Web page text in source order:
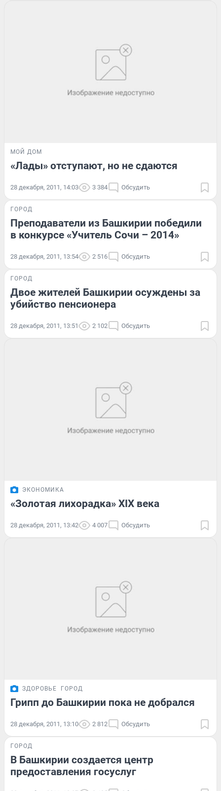
МОЙ ДОМ
«Лады» отступают, но не сдаются
28 декабря, 2011, 14:03 3 384 Обсудить
ГОРОД
Преподаватели из Башкирии победили
в конкурсе «Учитель Сочи – 2014»
28 декабря, 2011, 13:54 2 516 Обсудить
ГОРОД
Двое жителей Башкирии осуждены за
убийство пенсионера
28 декабря, 2011, 13:51 2 102 Обсудить
ЭКОНОМИКА
«Золотая лихорадка» XIX века
28 декабря, 2011, 13:42 4 007 Обсудить
ЗДОРОВЬЕ ГОРОД
Грипп до Башкирии пока не добрался
28 декабря, 2011, 13:10 2 812 Обсудить
ГОРОД
В Башкирии создается центр
предоставления госуслуг